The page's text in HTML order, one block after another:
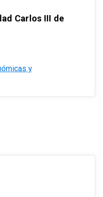
Carlos III de
y